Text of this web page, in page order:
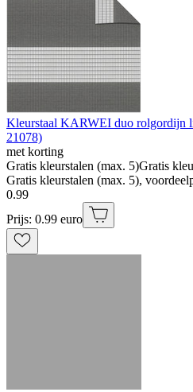
Kleurstaal KARWEI duo rolgordijn
21078)
met korting
Gratis kleurstalen (max. 5)Gratis
Gratis kleurstalen (max. 5),
0.99
Prijs: 0.99 euro